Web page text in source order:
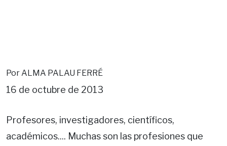
Por ALMA PALAU FERRÉ
16 de octubre de 2013
Profesores, investigadores, científicos,
académicos.... Muchas son las profesiones que